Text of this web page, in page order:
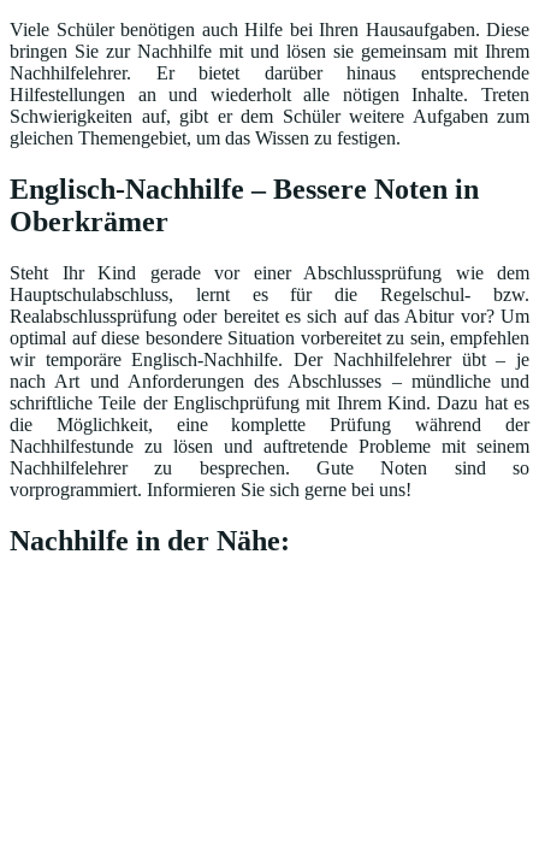
Viele Schüler benötigen auch Hilfe bei Ihren Hausaufgaben. Diese
bringen Sie zur Nachhilfe mit und lösen sie gemeinsam mit Ihrem
Nachhilfelehrer. Er bietet darüber hinaus entsprechende
Hilfestellungen an und wiederholt alle nötigen Inhalte. Treten
Schwierigkeiten auf, gibt er dem Schüler weitere Aufgaben zum
gleichen Themengebiet, um das Wissen zu festigen.
Englisch-Nachhilfe – Bessere Noten in
Oberkrämer
Steht Ihr Kind gerade vor einer Abschlussprüfung wie dem
Hauptschulabschluss, lernt es für die Regelschul- bzw.
Realabschlussprüfung oder bereitet es sich auf das Abitur vor? Um
optimal auf diese besondere Situation vorbereitet zu sein, empfehlen
wir temporäre Englisch-Nachhilfe. Der Nachhilfelehrer übt – je
nach Art und Anforderungen des Abschlusses – mündliche und
schriftliche Teile der Englischprüfung mit Ihrem Kind. Dazu hat es
die Möglichkeit, eine komplette Prüfung während der
Nachhilfestunde zu lösen und auftretende Probleme mit seinem
Nachhilfelehrer zu besprechen. Gute Noten sind so
vorprogrammiert. Informieren Sie sich gerne bei uns!
Nachhilfe in der Nähe: